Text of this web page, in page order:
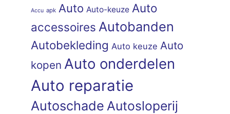
Accu apk Auto Auto-keuze Auto
accessoires Autobanden
Autobekleding Auto keuze Auto
kopen Auto onderdelen
Auto reparatie
Autoschade Autosloperij